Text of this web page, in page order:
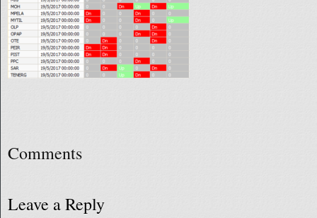
Comments
Leave a Reply